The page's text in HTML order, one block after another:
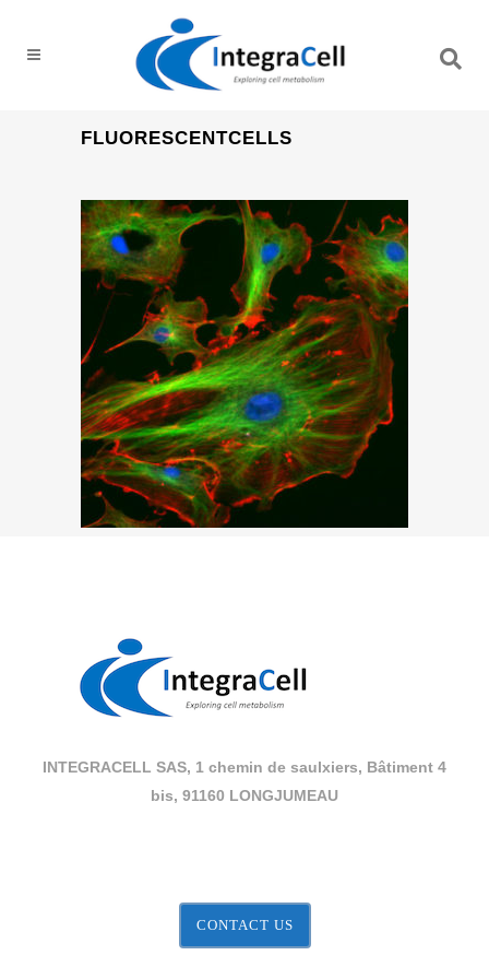
FLUORESCENTCELLS
INTEGRACELL SAS, 1 chemin de saulxiers, Bâtiment 4
bis, 91160 LONGJUMEAU
CONTACT US